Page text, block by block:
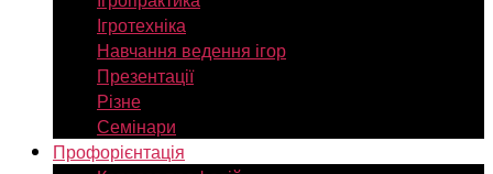
Ігротехніка
Навчання ведення ігор
Презентації
Різне
Семінари
Профорієнтація